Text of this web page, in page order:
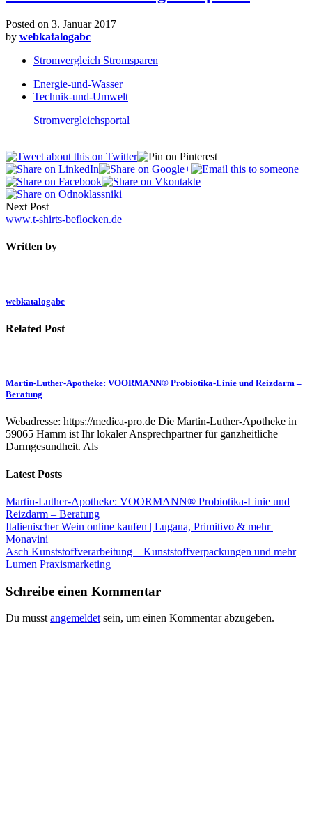
Posted on 3. Januar 2017
by webkatalogabc
Stromvergleich Stromsparen
Energie-und-Wasser
Technik-und-Umwelt
Stromvergleichsportal
Next Post
www.t-shirts-beflocken.de
Written by
webkatalogabc
Related Post
Martin-Luther-Apotheke: VOORMANN® Probiotika-Linie und Reizdarm –
Beratung
Webadresse: https://medica-pro.de Die Martin-Luther-Apotheke in
59065 Hamm ist Ihr lokaler Ansprechpartner für ganzheitliche
Darmgesundheit. Als
Latest Posts
Martin-Luther-Apotheke: VOORMANN® Probiotika-Linie und
Reizdarm – Beratung
Italienischer Wein online kaufen | Lugana, Primitivo & mehr |
Monavini
Asch Kunststoffverarbeitung – Kunststoffverpackungen und mehr
Lumen Praxismarketing
Schreibe einen Kommentar
Du musst angemeldet sein, um einen Kommentar abzugeben.